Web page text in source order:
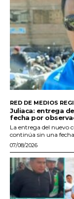
RED DE MEDIOS
Juliaca: entrega
fecha por
La entrega del nuevo
continúa sin una
07/08/2026